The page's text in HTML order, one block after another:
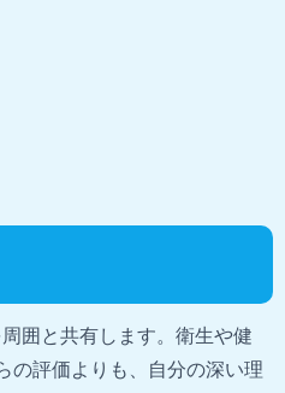
囲と共有します。衛生や健
の評価よりも、自分の深い理